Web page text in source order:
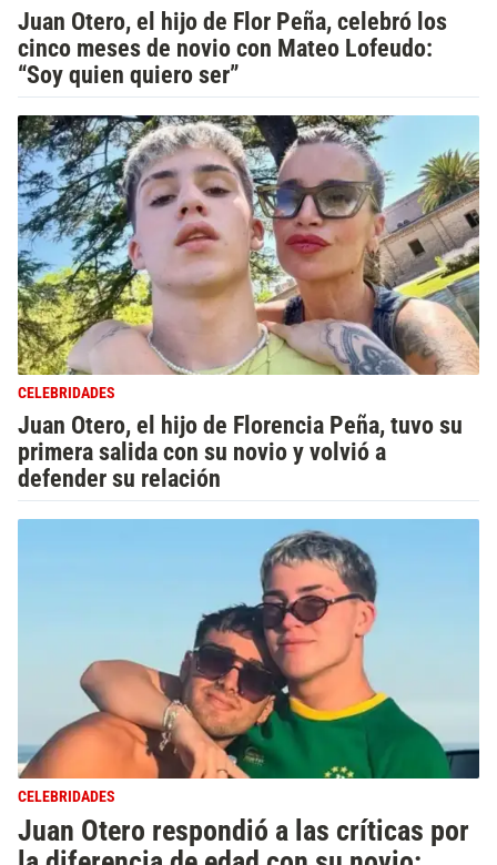
Juan Otero, el hijo de Flor Peña, celebró los
cinco meses de novio con Mateo Lofeudo:
“Soy quien quiero ser”
CELEBRIDADES
Juan Otero, el hijo de Florencia Peña, tuvo su
primera salida con su novio y volvió a
defender su relación
CELEBRIDADES
Juan Otero respondió a las críticas por